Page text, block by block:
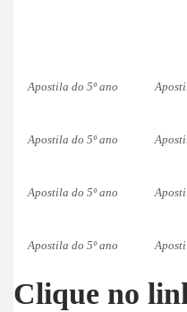
Apostila do 5º ano
Apostila do 5º ano
Apostila do 5º ano
Apostila do 5º ano
Clique no